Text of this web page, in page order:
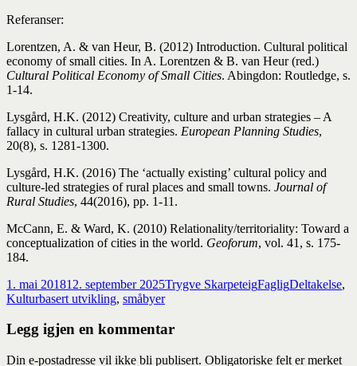
Referanser:
Lorentzen, A. & van Heur, B. (2012) Introduction. Cultural political
economy of small cities. In A. Lorentzen & B. van Heur (red.)
Cultural Political Economy of Small Cities. Abingdon: Routledge, s.
1-14.
Lysgård, H.K. (2012) Creativity, culture and urban strategies – A
fallacy in cultural urban strategies. European Planning Studies,
20(8), s. 1281-1300.
Lysgård, H.K. (2016) The ‘actually existing’ cultural policy and
culture-led strategies of rural places and small towns. Journal of
Rural Studies, 44(2016), pp. 1-11.
McCann, E. & Ward, K. (2010) Relationality/territoriality: Toward a
conceptualization of cities in the world. Geoforum, vol. 41, s. 175-
184.
Publisert
1. mai 201812. september 2025Forfatter
Trygve SkarpeteigKategorier
FagligStikkord
Deltakelse,
Kulturbasert utvikling, småbyer
Legg igjen en kommentar
Din e-postadresse vil ikke bli publisert. Obligatoriske felt er merket